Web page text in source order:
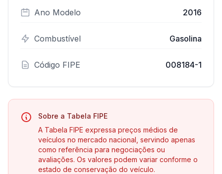
Ano Modelo 2016
Combustível Gasolina
Código FIPE 008184-1
Sobre a Tabela FIPE
A Tabela FIPE expressa preços médios de
veículos no mercado nacional, servindo apenas
como referência para negociações ou
avaliações. Os valores podem variar conforme o
estado de conservação do veículo.